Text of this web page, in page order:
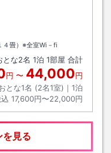
４畳）※全室Wi－fi
とな2名 1泊 1部屋 合計
円 〜 44,000円
とな1名 (2名1室)｜ 1泊
17,600円〜22,000円
を見る